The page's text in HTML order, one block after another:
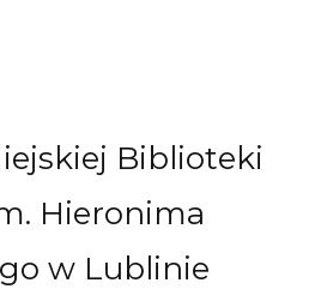
Biblioteki
Hieronima
w Lublinie